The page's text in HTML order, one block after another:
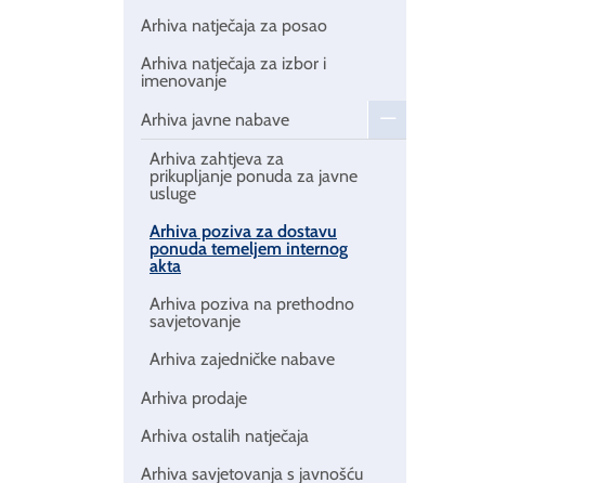
Arhiva natječaja za posao
Arhiva natječaja za izbor i
imenovanje
Arhiva javne nabave
Arhiva zahtjeva za
prikupljanje ponuda za javne
usluge
Arhiva poziva za dostavu
ponuda temeljem internog
akta
Arhiva poziva na prethodno
savjetovanje
Arhiva zajedničke nabave
Arhiva prodaje
Arhiva ostalih natječaja
Arhiva savjetovanja s javnošću